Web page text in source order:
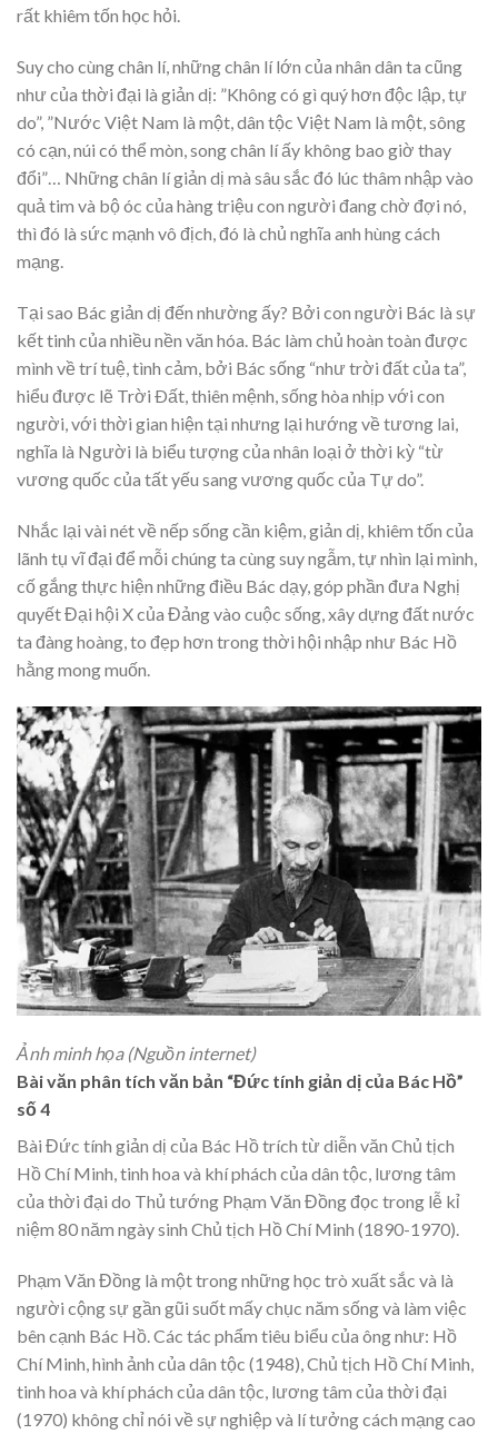
rất khiêm tốn học hỏi.
Suy cho cùng chân lí, những chân lí lớn của nhân dân ta cũng
như của thời đại là giản dị: ”Không có gì quý hơn độc lập, tự
do”, ”Nước Việt Nam là một, dân tộc Việt Nam là một, sông
có cạn, núi có thể mòn, song chân lí ấy không bao giờ thay
đổi”… Những chân lí giản dị mà sâu sắc đó lúc thâm nhập vào
quả tim và bộ óc của hàng triệu con người đang chờ đợi nó,
thì đó là sức mạnh vô địch, đó là chủ nghĩa anh hùng cách
mạng.
Tại sao Bác giản dị đến nhường ấy? Bởi con người Bác là sự
kết tinh của nhiều nền văn hóa. Bác làm chủ hoàn toàn được
mình về trí tuệ, tình cảm, bởi Bác sống “như trời đất của ta”,
hiểu được lẽ Trời Ðất, thiên mệnh, sống hòa nhịp với con
người, với thời gian hiện tại nhưng lại hướng về tương lai,
nghĩa là Người là biểu tượng của nhân loại ở thời kỳ “từ
vương quốc của tất yếu sang vương quốc của Tự do”.
Nhắc lại vài nét về nếp sống cần kiệm, giản dị, khiêm tốn của
lãnh tụ vĩ đại để mỗi chúng ta cùng suy ngẫm, tự nhìn lại mình,
cố gắng thực hiện những điều Bác dạy, góp phần đưa Nghị
quyết Đại hội X của Đảng vào cuộc sống, xây dựng đất nước
ta đàng hoàng, to đẹp hơn trong thời hội nhập như Bác Hồ
hằng mong muốn.
Ảnh minh họa (Nguồn internet)
Bài văn phân tích văn bản “Đức tính giản dị của Bác Hồ”
số 4
Bài Đức tính giản dị của Bác Hồ trích từ diễn văn Chủ tịch
Hồ Chí Minh, tinh hoa và khí phách của dân tộc, lương tâm
của thời đại do Thủ tướng Phạm Văn Đồng đọc trong lễ kỉ
niệm 80 năm ngày sinh Chủ tịch Hồ Chí Minh (1890-1970).
Phạm Văn Đồng là một trong những học trò xuất sắc và là
người cộng sự gần gũi suốt mấy chục năm sống và làm việc
bên cạnh Bác Hồ. Các tác phẩm tiêu biểu của ông như: Hồ
Chí Minh, hình ảnh của dân tộc (1948), Chủ tịch Hồ Chí Minh,
tinh hoa và khí phách của dân tộc, lương tâm của thời đại
(1970) không chỉ nói về sự nghiệp và lí tưởng cách mạng cao